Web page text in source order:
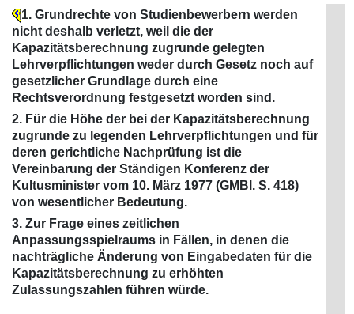
1. Grundrechte von Studienbewerbern werden
nicht deshalb verletzt, weil die der
Kapazitätsberechnung zugrunde gelegten
Lehrverpflichtungen weder durch Gesetz noch auf
gesetzlicher Grundlage durch eine
Rechtsverordnung festgesetzt worden sind.
2. Für die Höhe der bei der Kapazitätsberechnung
zugrunde zu legenden Lehrverpflichtungen und für
deren gerichtliche Nachprüfung ist die
Vereinbarung der Ständigen Konferenz der
Kultusminister vom 10. März 1977 (GMBl. S. 418)
von wesentlicher Bedeutung.
3. Zur Frage eines zeitlichen
Anpassungsspielraums in Fällen, in denen die
nachträgliche Änderung von Eingabedaten für die
Kapazitätsberechnung zu erhöhten
Zulassungszahlen führen würde.